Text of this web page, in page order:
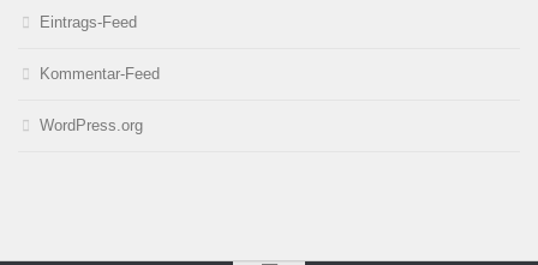
Eintrags-Feed
Kommentar-Feed
WordPress.org